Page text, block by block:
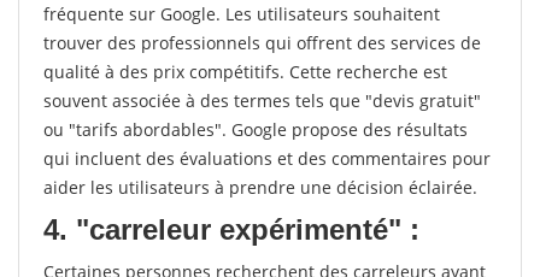
fréquente sur Google. Les utilisateurs souhaitent
trouver des professionnels qui offrent des services de
qualité à des prix compétitifs. Cette recherche est
souvent associée à des termes tels que "devis gratuit"
ou "tarifs abordables". Google propose des résultats
qui incluent des évaluations et des commentaires pour
aider les utilisateurs à prendre une décision éclairée.
4. "carreleur expérimenté" :
Certaines personnes recherchent des carreleurs ayant